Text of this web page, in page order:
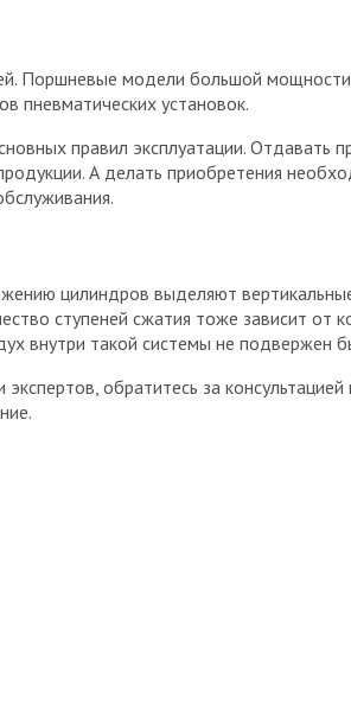
Поршневые модели большой
пневматических установок.
правил эксплуатации.
А делать приобретения
цилиндров выделяют
ступеней сжатия тоже зависит от
такой системы не подвержен
обратитесь за